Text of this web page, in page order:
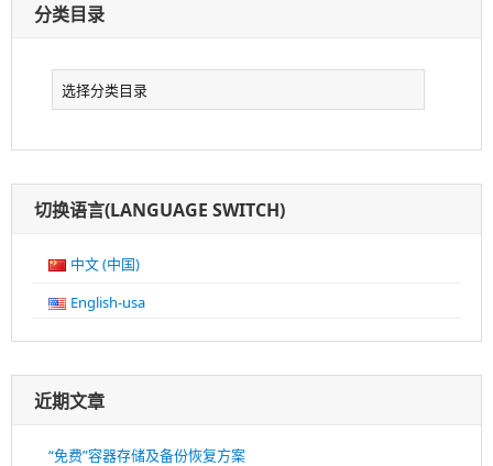
分类目录
切换语言(LANGUAGE SWITCH)
中文 (中国)
English-usa
近期文章
“免费”容器存储及备份恢复方案